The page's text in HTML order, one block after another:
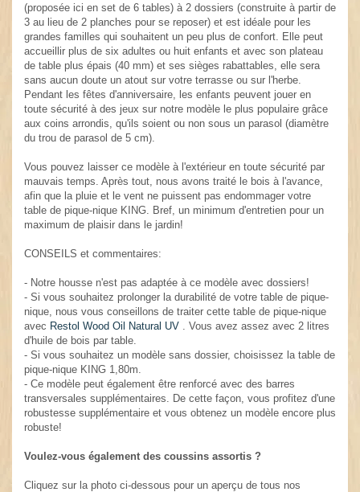
(proposée ici en set de 6 tables) à 2 dossiers (construite à partir de
3 au lieu de 2 planches pour se reposer) et est idéale pour les
grandes familles qui souhaitent un peu plus de confort. Elle peut
accueillir plus de six adultes ou huit enfants et avec son plateau
de table plus épais (40 mm) et ses sièges rabattables, elle sera
sans aucun doute un atout sur votre terrasse ou sur l'herbe.
Pendant les fêtes d'anniversaire, les enfants peuvent jouer en
toute sécurité à des jeux sur notre modèle le plus populaire grâce
aux coins arrondis, qu'ils soient ou non sous un parasol (diamètre
du trou de parasol de 5 cm).
Vous pouvez laisser ce modèle à l'extérieur en toute sécurité par
mauvais temps. Après tout, nous avons traité le bois à l'avance,
afin que la pluie et le vent ne puissent pas endommager votre
table de pique-nique KING. Bref, un minimum d'entretien pour un
maximum de plaisir dans le jardin!
CONSEILS et commentaires:
- Notre housse n'est pas adaptée à ce modèle avec dossiers!
- Si vous souhaitez prolonger la durabilité de votre table de pique-
nique, nous vous conseillons de traiter cette table de pique-nique
avec Restol Wood Oil Natural UV
. Vous avez assez avec 2 litres
d'huile de bois par table.
- Si vous souhaitez un modèle sans dossier, choisissez la table de
pique-nique KING 1,80m.
- Ce modèle peut également être renforcé avec des barres
transversales supplémentaires. De cette façon, vous profitez d'une
robustesse supplémentaire et vous obtenez un modèle encore plus
robuste!
Voulez-vous également des coussins assortis ?
Cliquez sur la photo ci-dessous pour un aperçu de tous nos